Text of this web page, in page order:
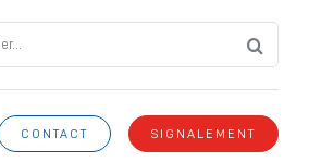
CONTACT SIGNALEMENT